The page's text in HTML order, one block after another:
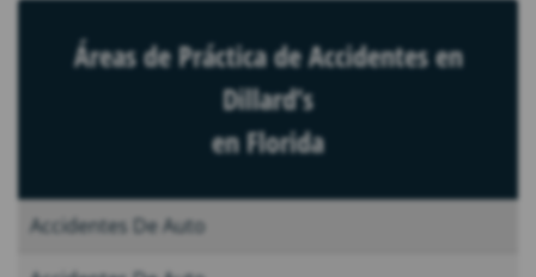
Áreas de Práctica de Accidentes en
Dillard’s
en Florida
Accidentes De Auto